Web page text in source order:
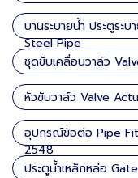
บานระบายน้ำ ประตูระ
Steel Pipe
ชุดขับเคลื่อนวาล์ว
หัวขับวาล์ว Valve
อุปกรณ์ข้อต่อ Pipe
2548
ประตูน้ำเหล็กหล่อ